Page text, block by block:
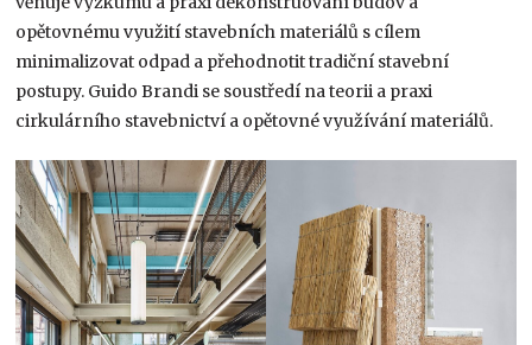
opětovnému využití stavebních materiálů s cílem
minimalizovat odpad a přehodnotit tradiční stavební
postupy. Guido Brandi se soustředí na teorii a praxi
cirkulárního stavebnictví a opětovné využívání materiálů.